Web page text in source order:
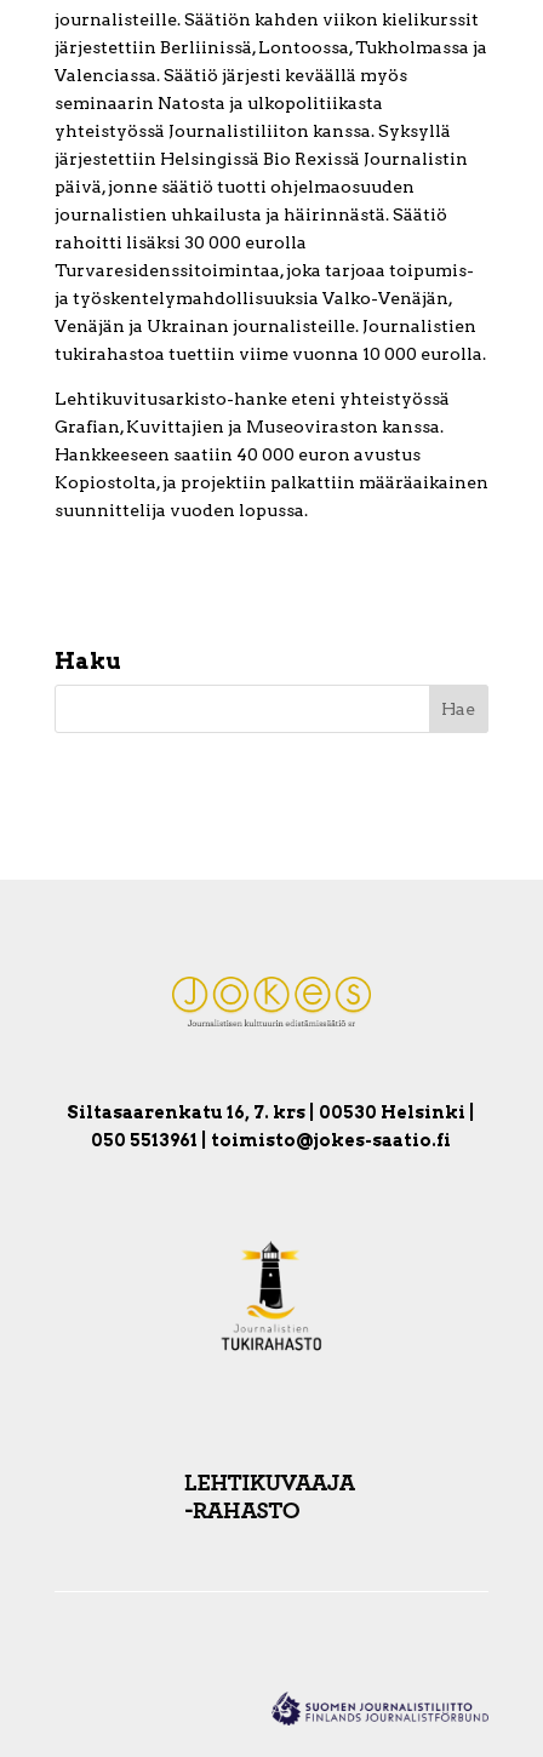
journalisteille. Säätiön kahden viikon kielikurssit
järjestettiin Berliinissä, Lontoossa, Tukholmassa ja
Valenciassa. Säätiö järjesti keväällä myös
seminaarin Natosta ja ulkopolitiikasta
yhteistyössä Journalistiliiton kanssa. Syksyllä
järjestettiin Helsingissä Bio Rexissä Journalistin
päivä, jonne säätiö tuotti ohjelmaosuuden
journalistien uhkailusta ja häirinnästä. Säätiö
rahoitti lisäksi 30 000 eurolla
Turvaresidenssitoimintaa, joka tarjoaa toipumis-
ja työskentelymahdollisuuksia Valko-Venäjän,
Venäjän ja Ukrainan journalisteille. Journalistien
tukirahastoa tuettiin viime vuonna 10 000 eurolla.
Lehtikuvitusarkisto-hanke eteni yhteistyössä
Grafian, Kuvittajien ja Museoviraston kanssa.
Hankkeeseen saatiin 40 000 euron avustus
Kopiostolta, ja projektiin palkattiin määräaikainen
suunnittelija vuoden lopussa.
Haku
Siltasaarenkatu 16, 7. krs | 00530 Helsinki |
050 5513961 | toimisto@jokes-saatio.fi